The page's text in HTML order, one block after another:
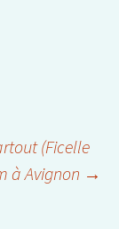
(Ficelle
à Avignon →